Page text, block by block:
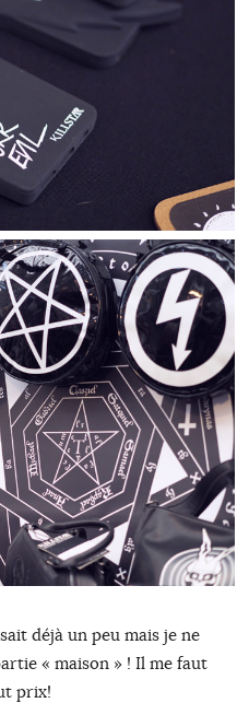
déjà un peu mais je ne
« maison » ! Il me faut
prix!